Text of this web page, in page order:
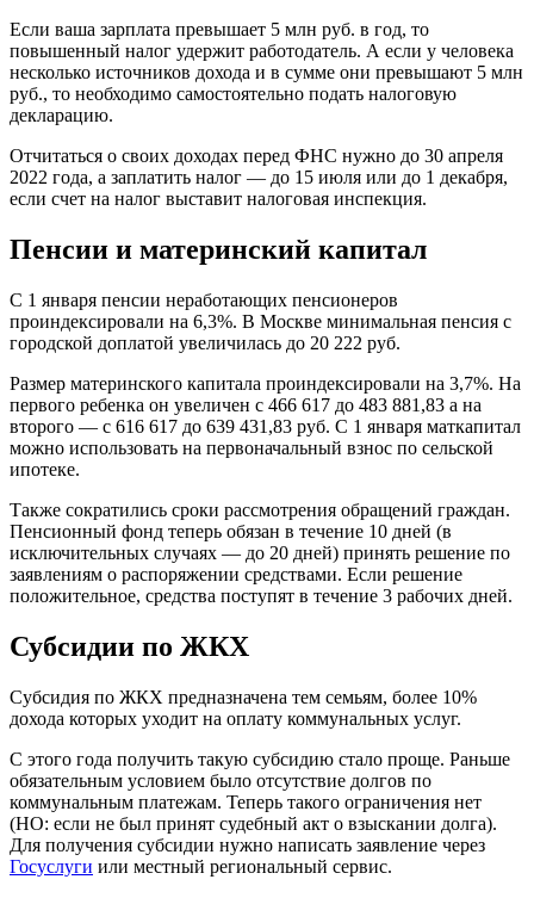
Если ваша зарплата превышает 5 млн руб. в год, то
повышенный налог удержит работодатель. А если у человека
несколько источников дохода и в сумме они превышают 5 млн
руб., то необходимо самостоятельно подать налоговую
декларацию.
Отчитаться о своих доходах перед ФНС нужно до 30 апреля
2022 года, а заплатить налог — до 15 июля или до 1 декабря,
если счет на налог выставит налоговая инспекция.
Пенсии и материнский капитал
С 1 января пенсии неработающих пенсионеров
проиндексировали на 6,3%. В Москве минимальная пенсия с
городской доплатой увеличилась до 20 222 руб.
Размер материнского капитала проиндексировали на 3,7%. На
первого ребенка он увеличен с 466 617 до 483 881,83 а на
второго — с 616 617 до 639 431,83 руб. С 1 января маткапитал
можно использовать на первоначальный взнос по сельской
ипотеке.
Также сократились сроки рассмотрения обращений граждан.
Пенсионный фонд теперь обязан в течение 10 дней (в
исключительных случаях — до 20 дней) принять решение по
заявлениям о распоряжении средствами. Если решение
положительное, средства поступят в течение 3 рабочих дней.
Субсидии по ЖКХ
Субсидия по ЖКХ предназначена тем семьям, более 10%
дохода которых уходит на оплату коммунальных услуг.
С этого года получить такую субсидию стало проще. Раньше
обязательным условием было отсутствие долгов по
коммунальным платежам. Теперь такого ограничения нет
(НО: если не был принят судебный акт о взыскании долга).
Для получения субсидии нужно написать заявление через
Госуслуги или местный региональный сервис.